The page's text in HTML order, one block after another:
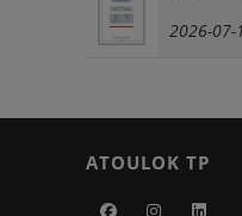
2026-
ATOULOK TP